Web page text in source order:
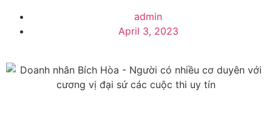
admin
April 3, 2023